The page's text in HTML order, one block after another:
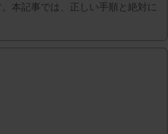
本記事では、正しい手順と絶対に